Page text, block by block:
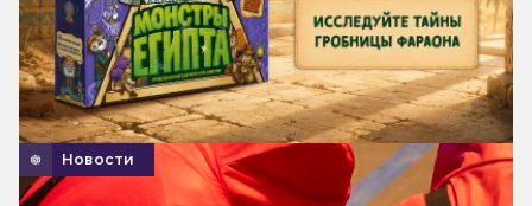
Новости